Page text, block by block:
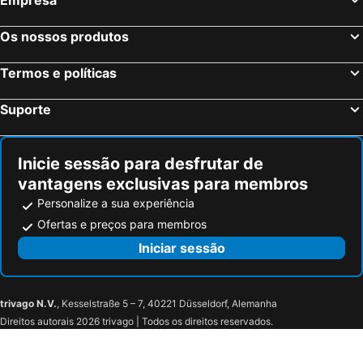
Aalter, bed and breakfasts
Lichtervelde, bed and breakfasts
Kruishoutem, bed and breakfasts
Dentergem, bed and breakfasts
Dunkerque, bed and breakfasts
Ruiselede, bed and breakfasts
Beernem, bed and breakfasts
Os nossos produtos
Termos e políticas
Suporte
Inicie sessão para desfrutar de
vantagens exclusivas para membros
Personalize a sua experiência
Ofertas e preços para membros
Iniciar sessão
trivago N.V., Kesselstraße 5 – 7, 40221 Düsseldorf, Alemanha
Direitos autorais 2026 trivago | Todos os direitos reservados.